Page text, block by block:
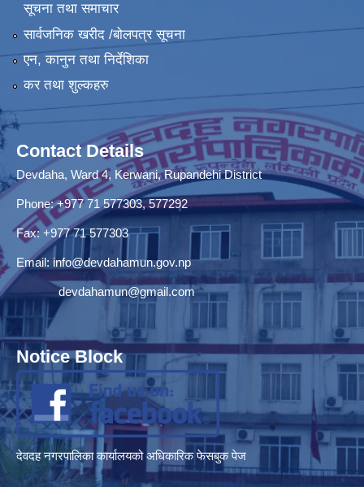
सूचना तथा समाचार
सार्वजनिक खरीद /बोलपत्र सूचना
एन, कानुन तथा निर्देशिका
कर तथा शुल्कहरु
Contact Details
Devdaha, Ward 4, Kerwani, Rupandehi District
Phone: +977 71 577303, 577292
Fax: +977 71 577303
Email: info@devdahamun.gov.np
devdahamun@gmail.com
Notice Block
देवदह नगरपालिका कार्यालयको अधिकारिक फेसबुक पेज